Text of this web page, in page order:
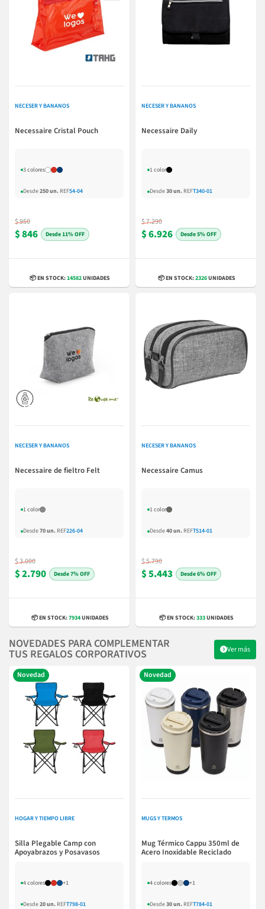
NECESER Y BANANOS
Necessaire Cristal Pouch
3 colores
Desde250 un. REF54-04
$ 950
$ 846 11% OFF
📦 EN STOCK:14582UNIDADES
NECESER Y BANANOS
Necessaire Daily
1 color
Desde30 un. REFT340-01
$ 7.290
$ 6.926 5% OFF
📦 EN STOCK:2326UNIDADES
NECESER Y BANANOS
Necessaire de fieltro Felt
1 color
Desde70 un. REF226-04
$ 3.000
$ 2.790 7% OFF
📦 EN STOCK:7934UNIDADES
NECESER Y BANANOS
Necessaire Camus
1 color
Desde40 un. REFT514-01
$ 5.790
$ 5.443 6% OFF
📦 EN STOCK:333UNIDADES
NOVEDADES PARA COMPLEMENTAR
TUS REGALOS CORPORATIVOS Ver más
Novedad
HOGAR Y TIEMPO LIBRE
Silla Plegable Camp con
Apoyabrazos y Posavasos
4 colores +1
Desde20 un. REFT798-01
Novedad
MUGS Y TERMOS
Mug Térmico Cappu 350ml de
Acero Inoxidable Reciclado
4 colores +1
Desde30 un. REFT784-01